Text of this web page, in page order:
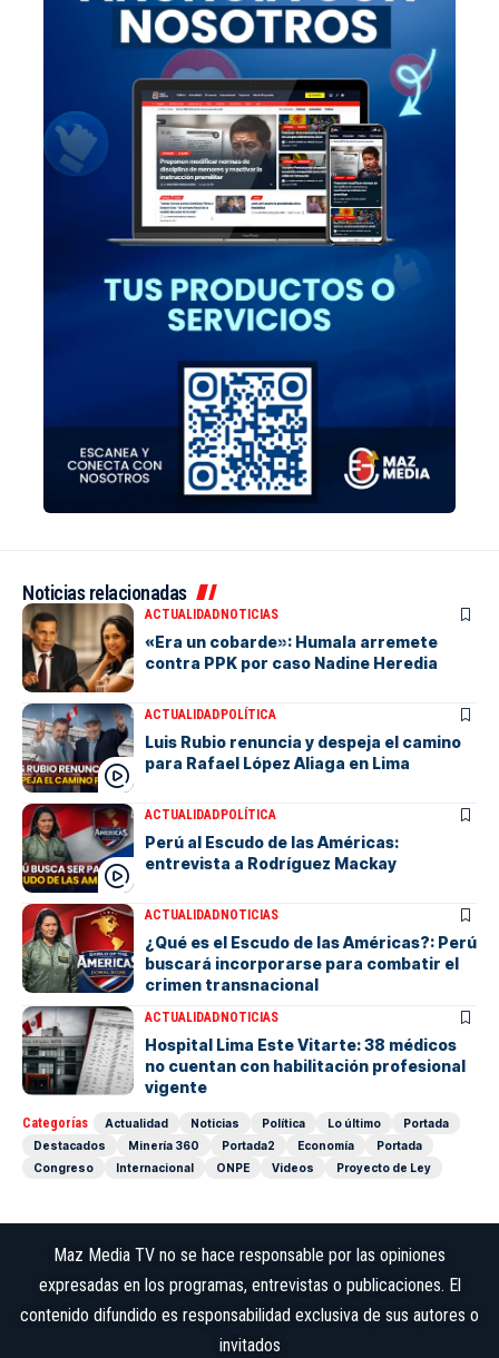
Noticias relacionadas
ACTUALIDADNOTICIAS
«Era un cobarde»: Humala arremete
contra PPK por caso Nadine Heredia
ACTUALIDADPOLÍTICA
Luis Rubio renuncia y despeja el camino
para Rafael López Aliaga en Lima
ACTUALIDADPOLÍTICA
Perú al Escudo de las Américas:
entrevista a Rodríguez Mackay
ACTUALIDADNOTICIAS
¿Qué es el Escudo de las Américas?: Perú
buscará incorporarse para combatir el
crimen transnacional
ACTUALIDADNOTICIAS
Hospital Lima Este Vitarte: 38 médicos
no cuentan con habilitación profesional
vigente
Categorías Actualidad Noticias Política Lo último
Portada
Destacados
Minería 360 Portada2 Economía
Portada
Congreso
Internacional ONPE Videos Proyecto de Ley
Maz Media TV no se hace responsable por las opiniones
expresadas en los programas, entrevistas o publicaciones. El
contenido difundido es responsabilidad exclusiva de sus autores o
invitados